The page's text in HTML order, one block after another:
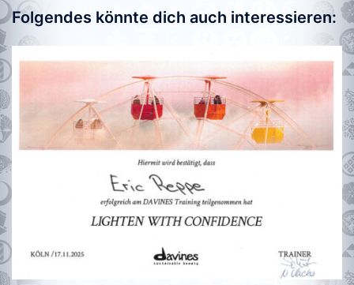
Folgendes könnte dich auch interessieren: